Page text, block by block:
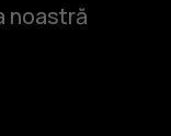
noastră